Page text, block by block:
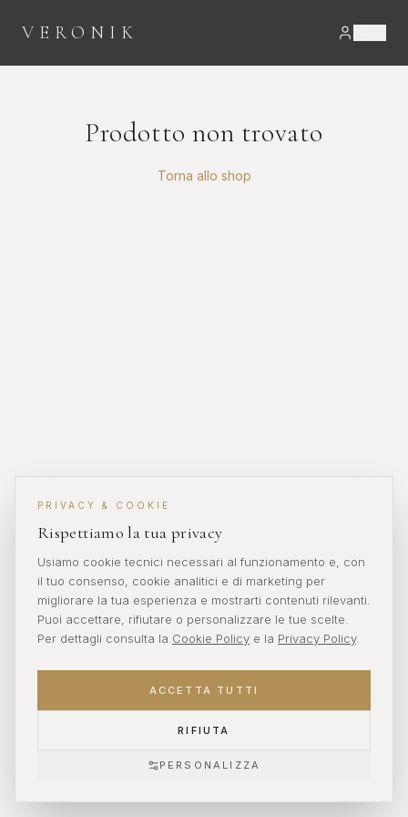
PRIVACY & COOKIE
Rispettiamo la tua privacy
Usiamo cookie tecnici necessari al funzionamento e, con
il tuo consenso, cookie analitici e di marketing per
migliorare la tua esperienza e mostrarti contenuti rilevanti.
Puoi accettare, rifiutare o personalizzare le tue scelte.
Per dettagli consulta la Cookie Policy e la Privacy Policy.
ACCETTA TUTTI
RIFIUTA
PERSONALIZZA
VERONIK
Prodotto non trovato
Torna allo shop